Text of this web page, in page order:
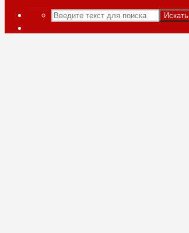
Искать